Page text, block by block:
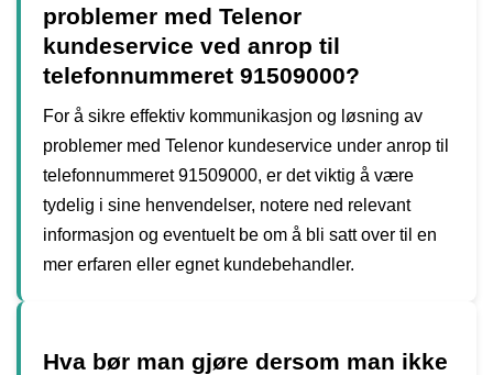
problemer med Telenor
kundeservice ved anrop til
telefonnummeret 91509000?
For å sikre effektiv kommunikasjon og løsning av
problemer med Telenor kundeservice under anrop til
telefonnummeret 91509000, er det viktig å være
tydelig i sine henvendelser, notere ned relevant
informasjon og eventuelt be om å bli satt over til en
mer erfaren eller egnet kundebehandler.
Hva bør man gjøre dersom man ikke